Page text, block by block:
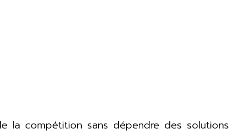
la compétition sans dépendre des solutions